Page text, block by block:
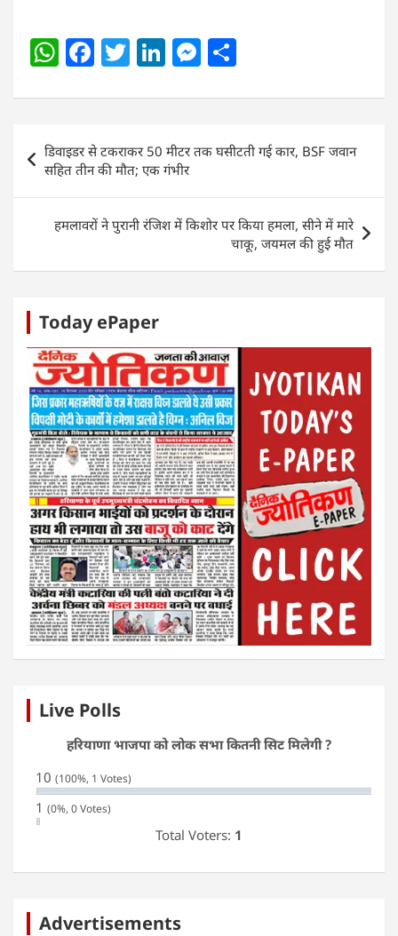
W
at
s
A
p
p
F
c
e
b
o
o
T
itt
er
Li
k
e
dI
n
M
ss
e
n
g
er
ar
e
Post
navigation
डिवाइडर से टकराकर 50 मीटर तक घसीटती गई कार, BSF जवान
सहित तीन की मौत; एक गंभीर
हमलावरों ने पुरानी रंजिश में किशोर पर किया हमला, सीने में मारे
चाकू, जयमल की हुई मौत
Today ePaper
Live Polls
हरियाणा भाजपा को लोक सभा कितनी सिट मिलेगी ?
10 (100%, 1 Votes)
1 (0%, 0 Votes)
Total Voters: 1
Advertisements